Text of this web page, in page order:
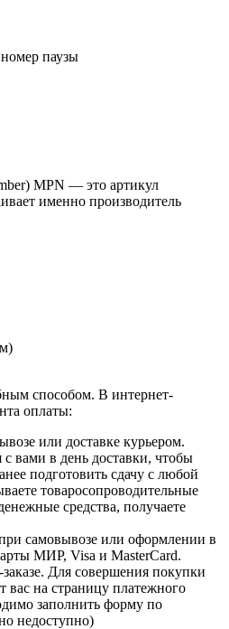
паузы
MPN — это артикул
именно производитель
способом. В интернет-
оплаты:
или доставке курьером.
вами в день доставки, чтобы
подготовить сдачу с любой
товаросопроводительные
средства, получаете
самовывозе или оформлении в
МИР, Visa и MasterCard.
Для совершения покупки
вас на страницу платежного
заполнить форму по
недоступно)